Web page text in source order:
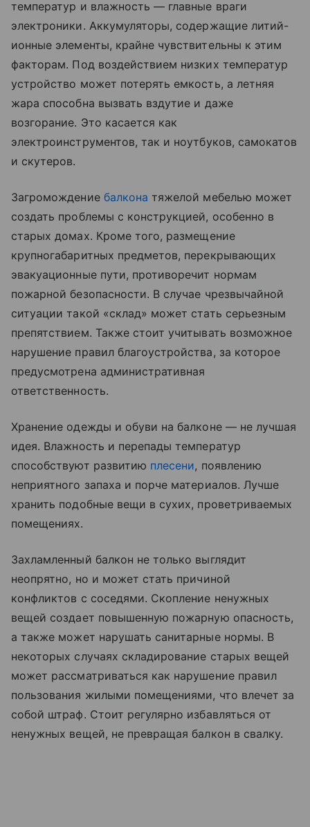
температур и влажность — главные враги
электроники. Аккумуляторы, содержащие литий-
ионные элементы, крайне чувствительны к этим
факторам. Под воздействием низких температур
устройство может потерять емкость, а летняя
жара способна вызвать вздутие и даже
возгорание. Это касается как
электроинструментов, так и ноутбуков, самокатов
и скутеров.
Загромождение балкона тяжелой мебелью может
создать проблемы с конструкцией, особенно в
старых домах. Кроме того, размещение
крупногабаритных предметов, перекрывающих
эвакуационные пути, противоречит нормам
пожарной безопасности. В случае чрезвычайной
ситуации такой «склад» может стать серьезным
препятствием. Также стоит учитывать возможное
нарушение правил благоустройства, за которое
предусмотрена административная
ответственность.
Хранение одежды и обуви на балконе — не лучшая
идея. Влажность и перепады температур
способствуют развитию плесени, появлению
неприятного запаха и порче материалов. Лучше
хранить подобные вещи в сухих, проветриваемых
помещениях.
Захламленный балкон не только выглядит
неопрятно, но и может стать причиной
конфликтов с соседями. Скопление ненужных
вещей создает повышенную пожарную опасность,
а также может нарушать санитарные нормы. В
некоторых случаях складирование старых вещей
может рассматриваться как нарушение правил
пользования жилыми помещениями, что влечет за
собой штраф. Стоит регулярно избавляться от
ненужных вещей, не превращая балкон в свалку.